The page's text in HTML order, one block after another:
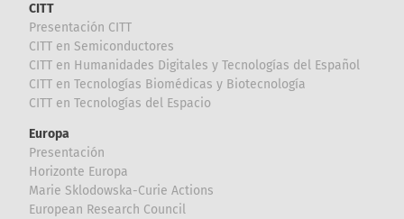
CITT
Presentación CITT
CITT en Semiconductores
CITT en Humanidades Digitales y Tecnologías del Español
CITT en Tecnologías Biomédicas y Biotecnología
CITT en Tecnologías del Espacio
Europa
Presentación
Horizonte Europa
Marie Sklodowska-Curie Actions
European Research Council